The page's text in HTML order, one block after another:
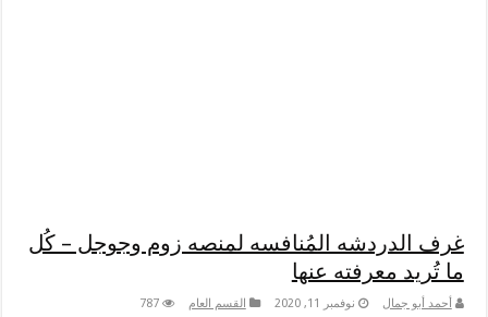
غرف الدردشه المُنافسه لمنصه زوم وجوجل – كُل
ما تُريد معرفته عنها
أحمد أبو جمال نوفمبر 11, 2020 القسم العام 787